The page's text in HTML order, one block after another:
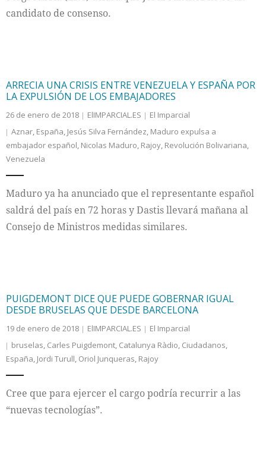
candidato de consenso.
ARRECIA UNA CRISIS ENTRE VENEZUELA Y ESPAÑA POR
LA EXPULSIÓN DE LOS EMBAJADORES
26 de enero de 2018 ElIMPARCIAL.ES
El Imparcial
Aznar, España, Jesús Silva Fernández, Maduro expulsa a
embajador español, Nicolas Maduro, Rajoy, Revolución Bolivariana,
Venezuela
Maduro ya ha anunciado que el representante español
saldrá del país en 72 horas y Dastis llevará mañana al
Consejo de Ministros medidas similares.
PUIGDEMONT DICE QUE PUEDE GOBERNAR IGUAL
DESDE BRUSELAS QUE DESDE BARCELONA
19 de enero de 2018 ElIMPARCIAL.ES
El Imparcial
bruselas, Carles Puigdemont, Catalunya Ràdio, Ciudadanos,
España, Jordi Turull, Oriol Junqueras, Rajoy
Cree que para ejercer el cargo podría recurrir a las
“nuevas tecnologías”.